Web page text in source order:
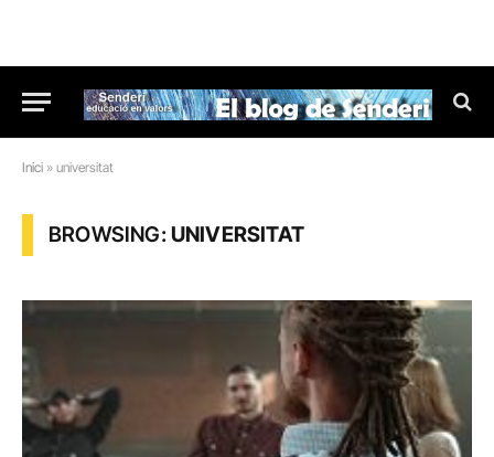
Inici » universitat
BROWSING:UNIVERSITAT